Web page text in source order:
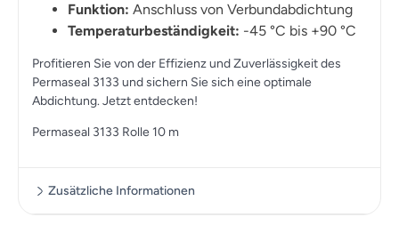
Funktion: Anschluss von Verbundabdichtung
Temperaturbeständigkeit: -45 °C bis +90 °C
Profitieren Sie von der Effizienz und Zuverlässigkeit des
Permaseal 3133 und sichern Sie sich eine optimale
Abdichtung. Jetzt entdecken!
Permaseal 3133 Rolle 10 m
Zusätzliche Informationen